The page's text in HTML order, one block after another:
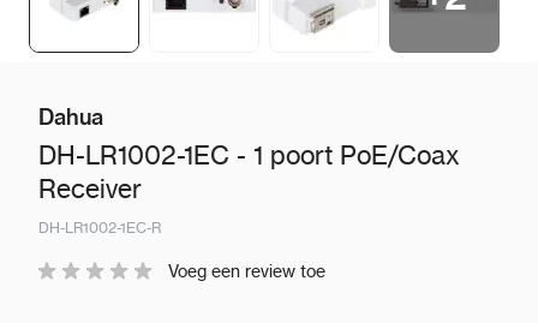
Dahua
DH-LR1002-1EC - 1 poort PoE/Coax
Receiver
DH-LR1002-1EC-R
Voeg een review toe